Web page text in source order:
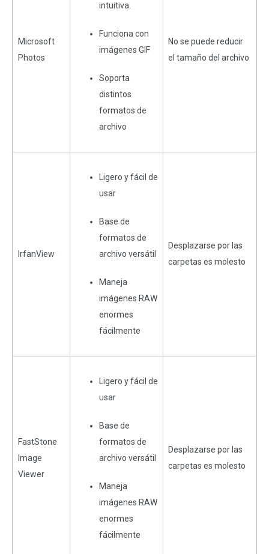
Microsoft
Photos
intuitiva.
Funciona con
imágenes GIF
Soporta
distintos
formatos de
archivo
No se puede reducir
el tamaño del archivo
IrfanView
Ligero y fácil de
usar
Base de
formatos de
archivo versátil
Maneja
imágenes RAW
enormes
fácilmente
Desplazarse por las
carpetas es molesto
FastStone
Image
Viewer
Ligero y fácil de
usar
Base de
formatos de
archivo versátil
Maneja
imágenes RAW
enormes
fácilmente
Desplazarse por las
carpetas es molesto